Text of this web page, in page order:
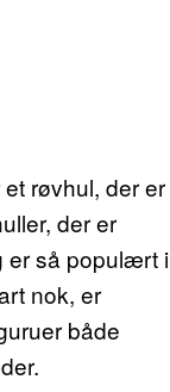
røvhul, der er
der er
er så populært i
nok, er
både